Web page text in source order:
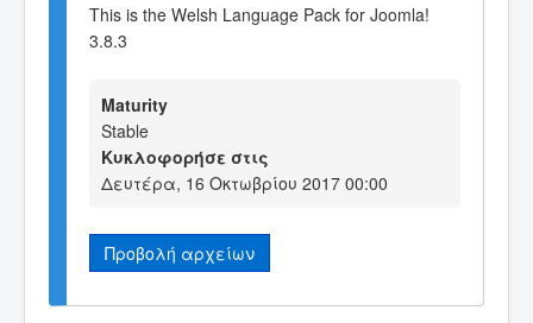
This is the Welsh Language Pack for Joomla!
3.8.3
Maturity
Stable
Κυκλοφορήσε στις
Δευτέρα, 16 Οκτωβρίου 2017 00:00
Προβολή αρχείων